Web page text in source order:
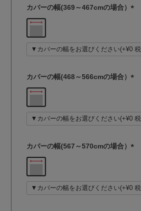
カバーの幅(369～467cmの場合）
須
)
カバーの幅(468～566cmの場合）
須
)
カバーの幅(567～570cmの場合）
須
)